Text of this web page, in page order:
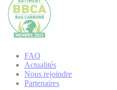
FAQ
Actualités
Nous rejoindre
Partenaires